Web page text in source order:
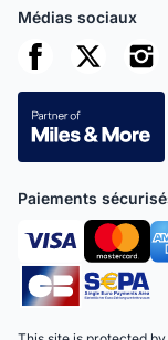
Médias sociaux
Paiements